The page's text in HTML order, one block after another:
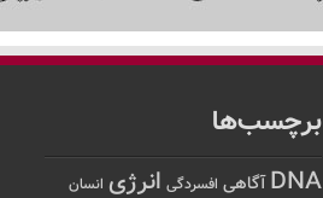
برچسب‌ها
DNA آگاهی افسردگی انرژی انسان